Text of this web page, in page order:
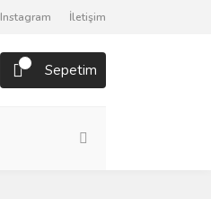
Instagram İletişim
Sepetim